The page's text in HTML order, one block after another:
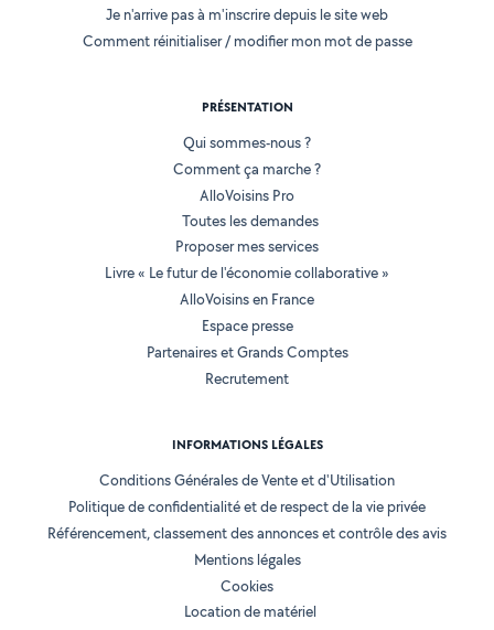
Je n'arrive pas à m'inscrire depuis le site web
Comment réinitialiser / modifier mon mot de passe
PRÉSENTATION
Qui sommes-nous ?
Comment ça marche ?
AlloVoisins Pro
Toutes les demandes
Proposer mes services
Livre « Le futur de l'économie collaborative »
AlloVoisins en France
Espace presse
Partenaires et Grands Comptes
Recrutement
INFORMATIONS LÉGALES
Conditions Générales de Vente et d'Utilisation
Politique de confidentialité et de respect de la vie privée
Référencement, classement des annonces et contrôle des avis
Mentions légales
Cookies
Location de matériel